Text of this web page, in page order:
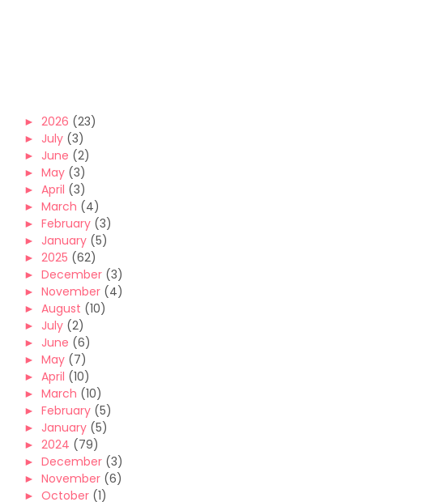
► 2026 (23)
► July (3)
► June (2)
► May (3)
► April (3)
► March (4)
► February (3)
► January (5)
► 2025 (62)
► December (3)
► November (4)
► August (10)
► July (2)
► June (6)
► May (7)
► April (10)
► March (10)
► February (5)
► January (5)
► 2024 (79)
► December (3)
► November (6)
► October (1)